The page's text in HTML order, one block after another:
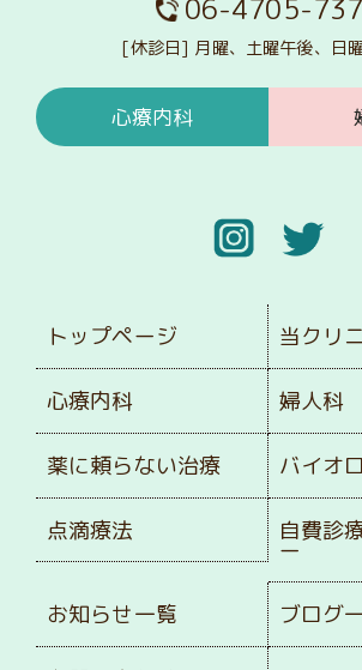
06-4705-
[休診日] 月曜、土曜午後、日
心療内科
トップページ 当クリ
心療内科 婦人科
薬に頼らない治療 バイオ
点滴療法 自費診
ー
お知らせ一覧 ブログ